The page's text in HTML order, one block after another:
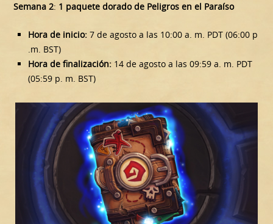
Semana 2: 1 paquete dorado de Peligros en el Paraíso
Hora de inicio: 7 de agosto a las 10:00 a. m. PDT (06:00 p
.m. BST)
Hora de finalización: 14 de agosto a las 09:59 a. m. PDT
(05:59 p. m. BST)